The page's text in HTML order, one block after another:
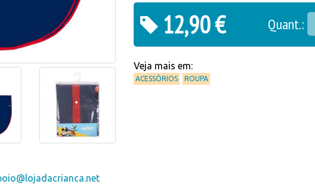
12,90 € Quant.:
Veja mais em:
ACESSÓRIOS ROUPA